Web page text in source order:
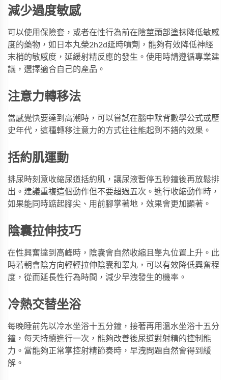
減少過度敏感
可以使用保險套，或者在性行為前在陰莖頭部塗抹降低敏感
度的藥物，如 日本丸榮2h2d延時噴劑 ，能夠有效降低神經
末梢的敏感度，延緩射精反應的發生。使用時請遵循專業建
議，選擇適合自己的產品。
注意力轉移法
當感覺快要達到高潮時，可以嘗試在腦中默背數學公式或歷
史年代，這種轉移注意力的方式往往能起到不錯的效果。
括約肌運動
排尿時刻意收縮尿道括約肌，讓尿液暫停五秒鐘後再放鬆排
出。建議重複這個動作但不要超過五次。進行收縮動作時，
如果能同時踮起腳尖、用前腳掌著地，效果會更加顯著。
陰囊拉伸技巧
在性興奮達到高峰時，陰囊會自然收縮且睾丸位置上升。此
時若朝會陰方向輕輕拉伸陰囊和睾丸，可以有效降低興奮程
度，從而延長性行為時間，減少早洩發生的機率。
冷熱交替坐浴
每晚睡前先以冷水坐浴十五分鐘，接著再用溫水坐浴十五分
鐘，每天持續進行一次，能夠改善後尿道對射精的控制能
力。當能夠正常掌控射精節奏時，早洩問題自然會得到緩
解。